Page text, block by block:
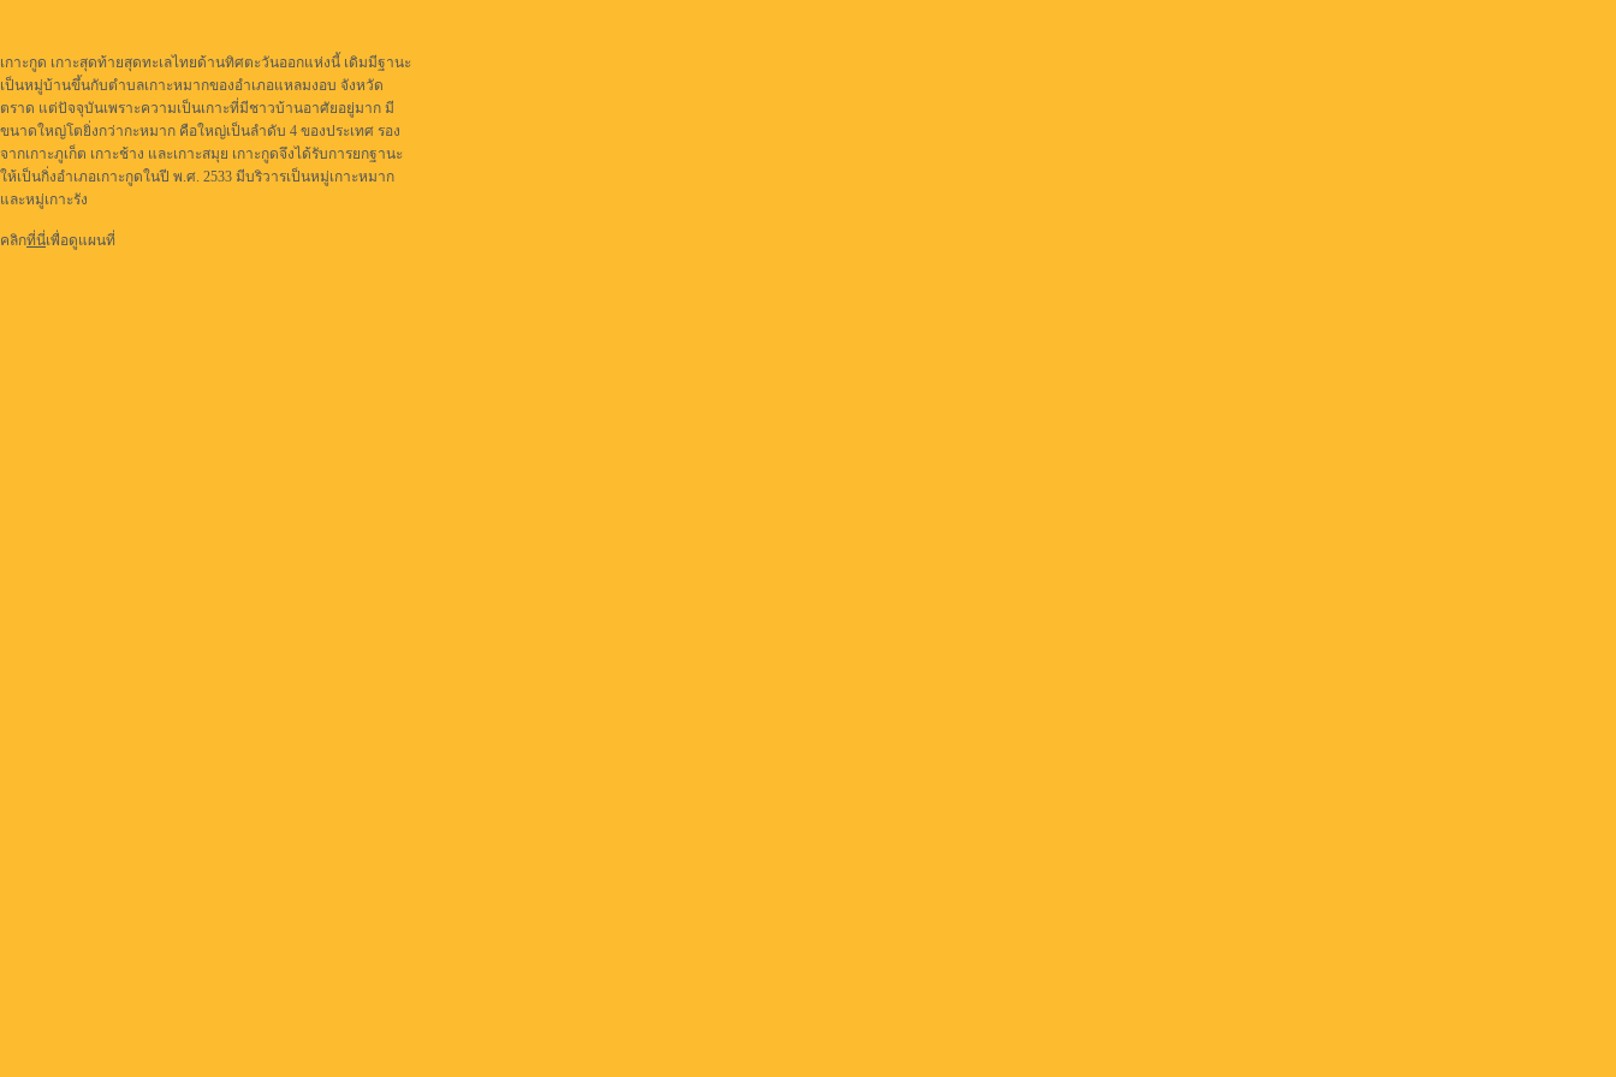
เกาะกูด เกาะสุดท้ายสุดทะเลไทยด้านทิศตะวันออกแห่งนี้ เดิมมีฐานะ
เป็นหมู่บ้านขึ้นกับตำบลเกาะหมากของอำเภอแหลมงอบ จังหวัด
ตราด แต่ปัจจุบันเพราะความเป็นเกาะที่มีชาวบ้านอาศัยอยู่มาก มี
ขนาดใหญ่โตยิ่งกว่ากะหมาก คือใหญ่เป็นลำดับ 4 ของประเทศ รอง
จากเกาะภูเก็ต เกาะช้าง และเกาะสมุย เกาะกูดจึงได้รับการยกฐานะ
ให้เป็นกิ่งอำเภอเกาะกูดในปี พ.ศ. 2533 มีบริวารเป็นหมู่เกาะหมาก
และหมู่เกาะรัง
คลิกที่นี่เพื่อดูแผนที่